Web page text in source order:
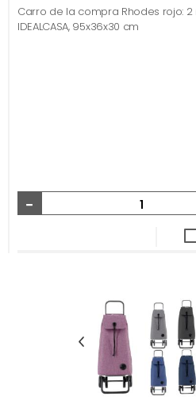
Carro de la compra Rhodes rojo:
IDEALCASA, 95x36x30 cm
-